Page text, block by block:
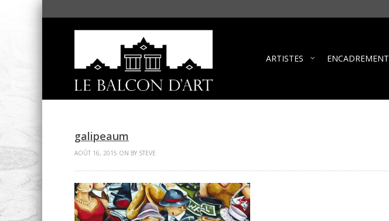
ARTISTES ENCADREMENT
galipeaum
AOÛT 16, 2015 ON BY STEVE